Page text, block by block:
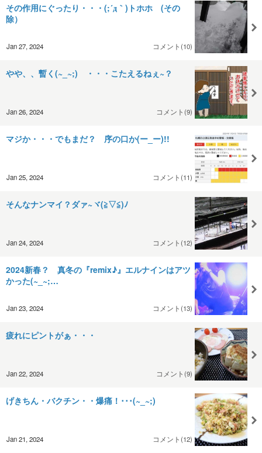
その作用にぐったり・・・(;´д｀)トホホ (その
除）
Jan 27, 2024 コメント(10)
やや、、暫く(~_~;) ・・・こたえるねぇ~？
Jan 26, 2024 コメント(9)
マジか・・・でもまだ？ 序の口か(ー_ー)!!
Jan 25, 2024 コメント(11)
そんなナンマイ？ダァ~ヾ(≧▽≦)ﾉ
Jan 24, 2024 コメント(12)
2024新春？ 真冬の『remix♪』エルナインはアツ
かった(~_~;…
Jan 23, 2024 コメント(13)
疲れにピントがぁ・・・
Jan 22, 2024 コメント(9)
げきちん・バクチン・・爆痛！･･･(~_~;)
Jan 21, 2024 コメント(12)